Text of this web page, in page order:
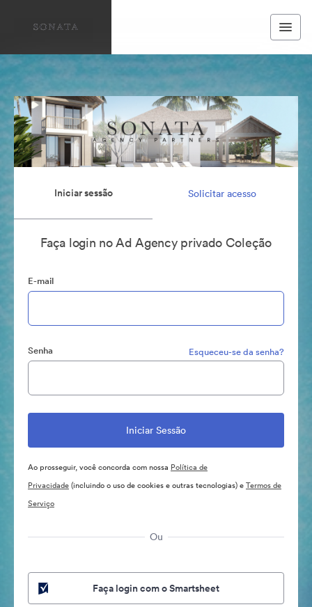
Iniciar sessão Solicitar acesso
Faça login no Ad Agency privado Coleção
E-mail
Senha Esqueceu-se da senha?
Ao prosseguir, você concorda com nossa Política de
Privacidade(incluindo o uso de cookies e outras tecnologias) eTermos de
Serviço
Ou
Faça login com o Smartsheet